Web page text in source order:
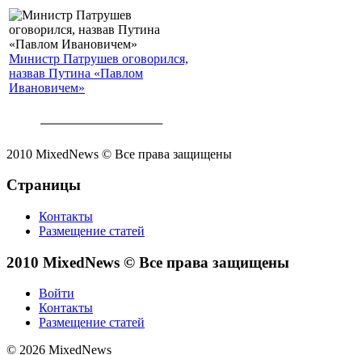
Министр Патрушев оговорился,
назвав Путина «Павлом
Ивановичем»
2010 MixedNews © Все права защищены
Страницы
Контакты
Размещение статей
2010 MixedNews © Все права защищены
Войти
Контакты
Размещение статей
© 2026 MixedNews